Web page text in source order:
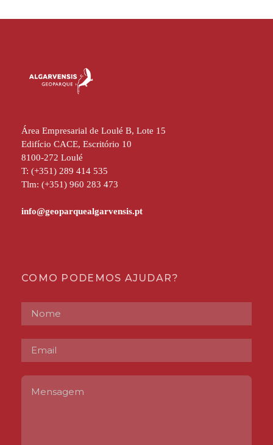
Área Empresarial de Loulé B, Lote 15
Edifício CACE, Escritório 10
8100-272 Loulé
T: (+351) 289 414 535
Tlm: (+351) 960 283 473
COMO PODEMOS AJUDAR?